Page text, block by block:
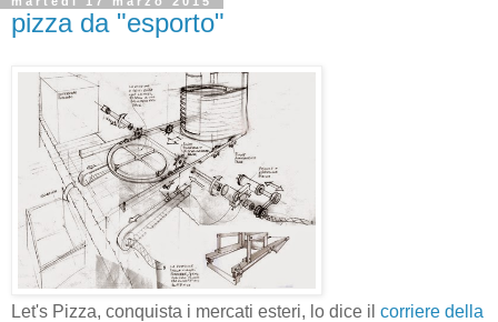
pizza da "esporto"
Let's Pizza, conquista i mercati esteri, lo dice il corriere della